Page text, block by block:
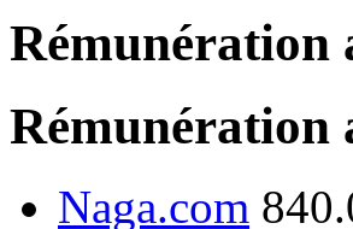
Rémunération
Rémunération
Naga.com